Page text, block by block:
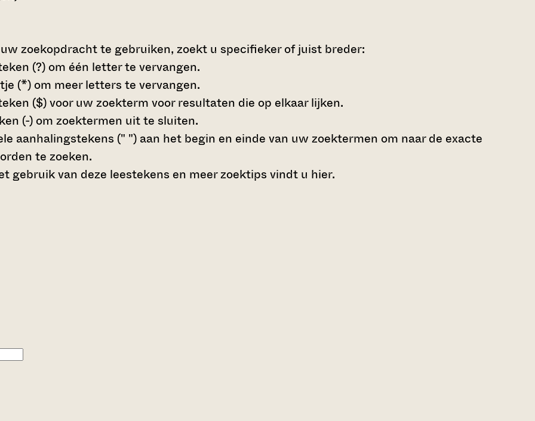
zoekopdracht te gebruiken, zoekt u specifieker of juist breder:
(?) om één letter te vervangen.
(*) om meer letters te vervangen.
($)voor uw zoekterm voor resultaten die op elkaar lijken.
(-) om zoektermen uit te sluiten.
aanhalingstekens (" ") aan het begin en einde van uw zoektermen om naar de exacte
te zoeken.
gebruik van deze leestekens en meer zoektips vindt u hier.